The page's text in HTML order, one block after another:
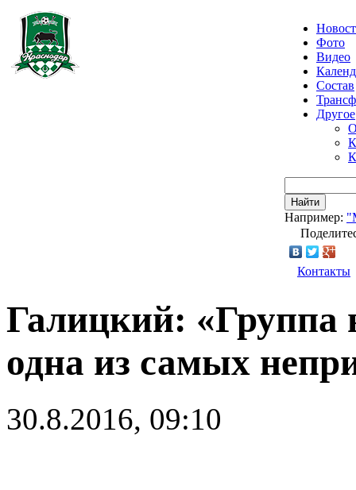
Фото
Видео
Состав
Другое
Найти
Например:
Контакты
Галицкий: «Группа
одна из самых
30.8.2016, 09:10